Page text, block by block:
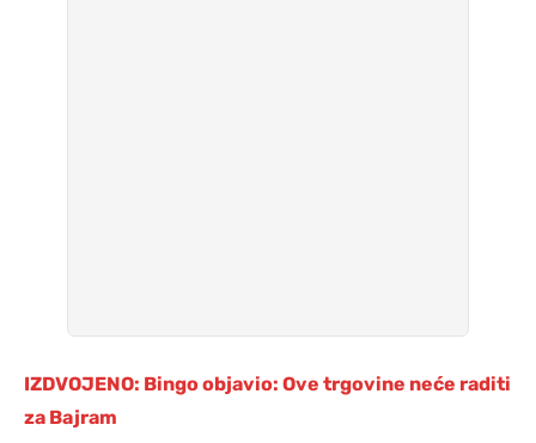
IZDVOJENO: Bingo objavio: Ove trgovine neće raditi
za Bajram